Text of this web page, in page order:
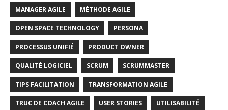
MANAGER AGILE MÉTHODE AGILE
OPEN SPACE TECHNOLOGY PERSONA
PROCESSUS UNIFIÉ PRODUCT OWNER
QUALITÉ LOGICIEL SCRUM SCRUMMASTER
TIPS FACILITATION TRANSFORMATION AGILE
TRUC DE COACH AGILE USER STORIES UTILISABILITÉ